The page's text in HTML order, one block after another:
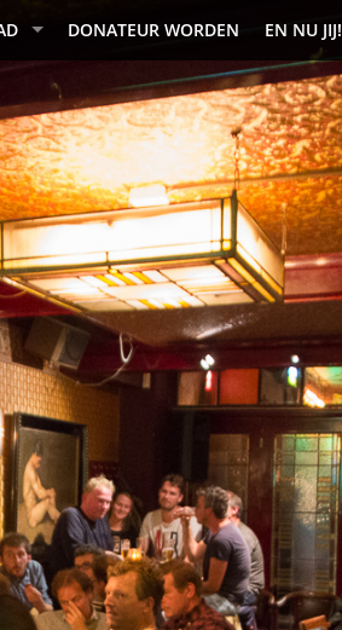
DONATEUR WORDEN EN NU JIJ!